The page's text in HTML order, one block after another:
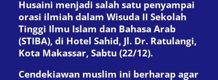
Husaini menjadi salah satu penyampai
orasi ilmiah dalam Wisuda II Sekolah
Tinggi Ilmu Islam dan Bahasa Arab
(STIBA), di Hotel Sahid, Jl. Dr. Ratulangi,
Kota Makassar, Sabtu (22/12).
Cendekiawan muslim ini berharap agar